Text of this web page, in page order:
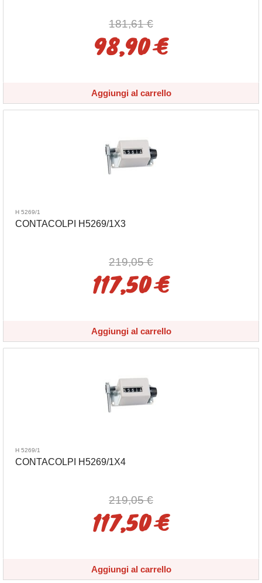
181,61 €
98,90 €
Aggiungi al carrello
H 5269/1
CONTACOLPI H5269/1X3
219,05 €
117,50 €
Aggiungi al carrello
H 5269/1
CONTACOLPI H5269/1X4
219,05 €
117,50 €
Aggiungi al carrello